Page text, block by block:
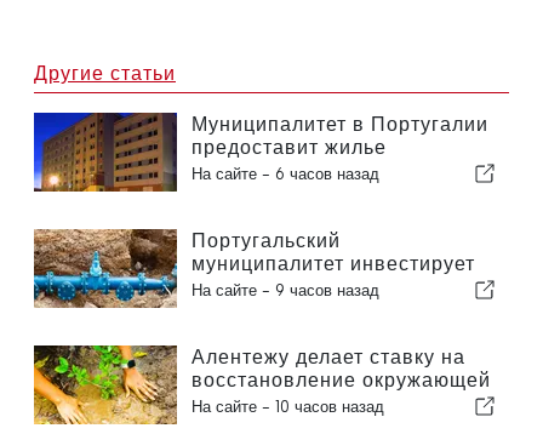
Другие статьи
Муниципалитет в Португалии
предоставит жилье
гражданам
На сайте - 6 часов назад
Португальский
муниципалитет инвестирует
более 190 000 евро в систему
На сайте - 9 часов назад
Алентежу делает ставку на
восстановление окружающей
среды за счет европейских
На сайте - 10 часов назад